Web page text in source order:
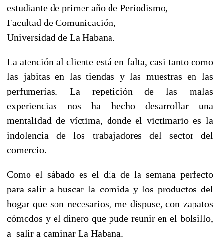
estudiante de primer año de Periodismo,
Facultad de Comunicación,
Universidad de La Habana.
La atención al cliente está en falta, casi tanto como
las jabitas en las tiendas y las muestras en las
perfumerías. La repetición de las malas
experiencias nos ha hecho desarrollar una
mentalidad de víctima, donde el victimario es la
indolencia de los trabajadores del sector del
comercio.
Como el sábado es el día de la semana perfecto
para salir a buscar la comida y los productos del
hogar que son necesarios, me dispuse, con zapatos
cómodos y el dinero que pude reunir en el bolsillo,
a salir a caminar La Habana.